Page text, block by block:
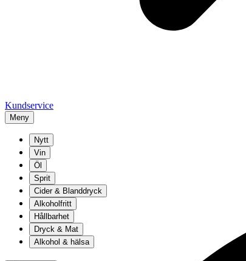
Kundservice
Meny
Nytt
Vin
Öl
Sprit
Cider & Blanddryck
Alkoholfritt
Hållbarhet
Dryck & Mat
Alkohol & hälsa